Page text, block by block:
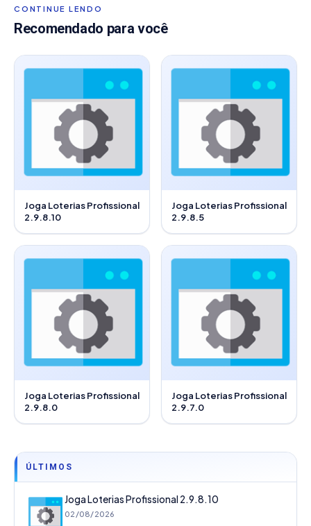
CONTINUE LENDO
Recomendado para você
Joga Loterias Profissional
2.9.8.10
Joga Loterias Profissional
2.9.8.5
Joga Loterias Profissional
2.9.8.0
Joga Loterias Profissional
2.9.7.0
ÚLTIMOS
Joga Loterias Profissional 2.9.8.10
02/08/2026